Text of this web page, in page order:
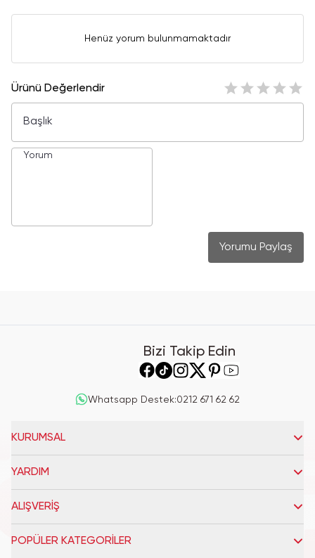
Henüz yorum bulunmamaktadır
Ürünü Değerlendir
Yorumu Paylaş
Bizi Takip Edin
Whatsapp Destek:0212 671 62 62
KURUMSAL
YARDIM
ALIŞVERİŞ
POPÜLER KATEGORİLER